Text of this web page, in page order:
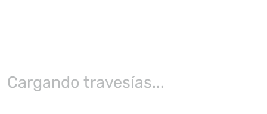
Cargando travesías...